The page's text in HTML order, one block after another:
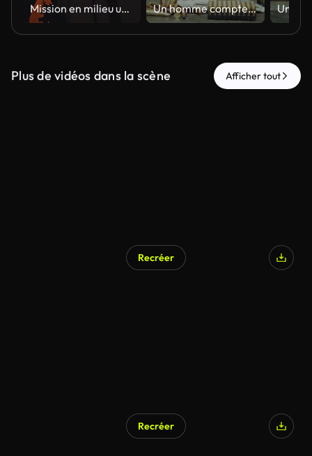
Mission en milieu urbain / Documentaire militaire Un homme compte de l’argent liquide après une transaction réussie avec un client.
Plus de vidéos dans la scène Afficher tout
Recréer
Recréer